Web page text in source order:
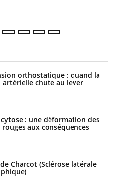
orthostatique : quand la
artérielle chute au lever
: une déformation des
aux conséquences
Charcot (Sclérose latérale